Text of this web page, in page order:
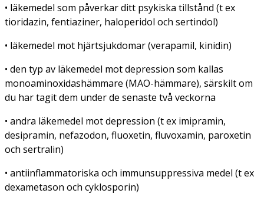
• läkemedel som påverkar ditt psykiska tillstånd (t ex
tioridazin, fentiaziner, haloperidol och sertindol)
• läkemedel mot hjärtsjukdomar (verapamil, kinidin)
• den typ av läkemedel mot depression som kallas
monoaminoxidashämmare (MAO-hämmare), särskilt om
du har tagit dem under de senaste två veckorna
• andra läkemedel mot depression (t ex imipramin,
desipramin, nefazodon, fluoxetin, fluvoxamin, paroxetin
och sertralin)
• antiinflammatoriska och immunsuppressiva medel (t ex
dexametason och cyklosporin)